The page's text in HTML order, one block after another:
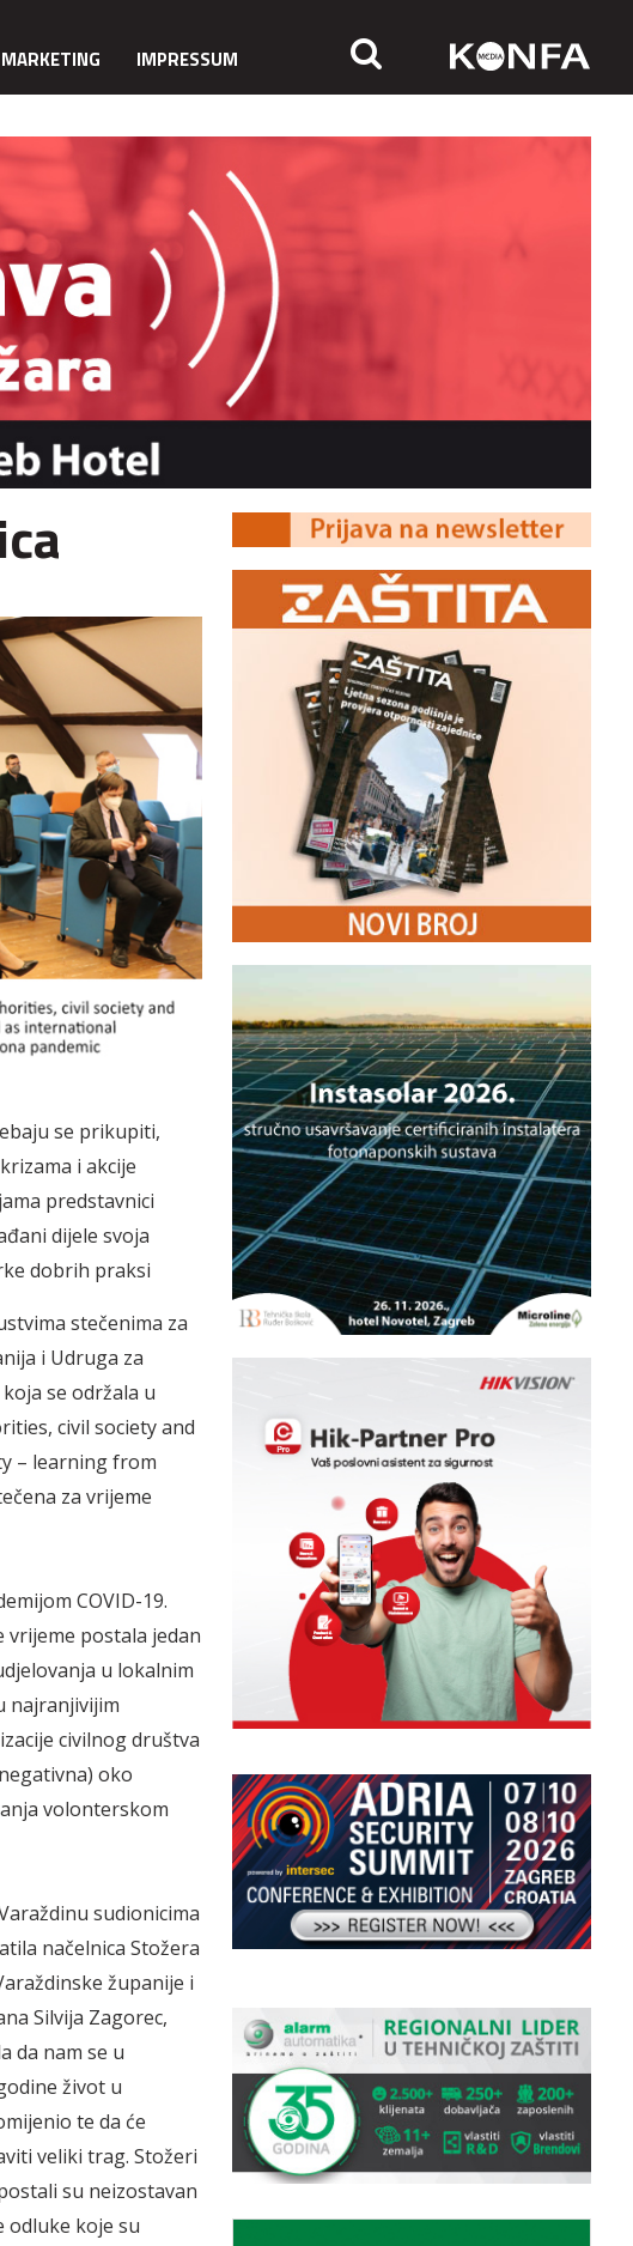
MARKETING IMPRESSUM
se prikupiti,
i akcije
predstavnici
dijele svoja
dobrih praksi
stečenima za
i Udruga za
se održala u
civil society and
– learning from
za vrijeme
COVID-19.
postala jedan
u lokalnim
najranjivijim
civilnog društva
oko
volonterskom
sudionicima
načelnica Stožera
županije i
Silvija Zagorec,
da nam se u
život u
te da će
veliki trag. Stožeri
su neizostavan
odluke koje su